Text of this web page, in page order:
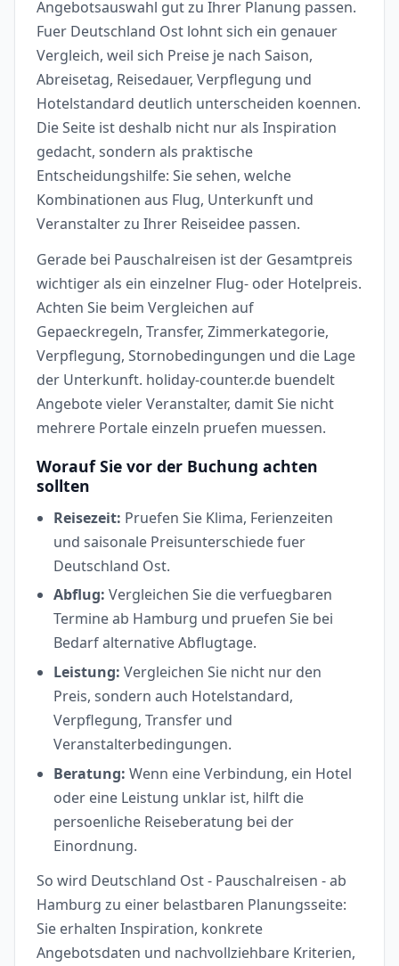
Angebotsauswahl gut zu Ihrer Planung passen.
Fuer Deutschland Ost lohnt sich ein genauer
Vergleich, weil sich Preise je nach Saison,
Abreisetag, Reisedauer, Verpflegung und
Hotelstandard deutlich unterscheiden koennen.
Die Seite ist deshalb nicht nur als Inspiration
gedacht, sondern als praktische
Entscheidungshilfe: Sie sehen, welche
Kombinationen aus Flug, Unterkunft und
Veranstalter zu Ihrer Reiseidee passen.
Gerade bei Pauschalreisen ist der Gesamtpreis
wichtiger als ein einzelner Flug- oder Hotelpreis.
Achten Sie beim Vergleichen auf
Gepaeckregeln, Transfer, Zimmerkategorie,
Verpflegung, Stornobedingungen und die Lage
der Unterkunft. holiday-counter.de buendelt
Angebote vieler Veranstalter, damit Sie nicht
mehrere Portale einzeln pruefen muessen.
Worauf Sie vor der Buchung achten
sollten
Reisezeit: Pruefen Sie Klima, Ferienzeiten
und saisonale Preisunterschiede fuer
Deutschland Ost.
Abflug: Vergleichen Sie die verfuegbaren
Termine ab Hamburg und pruefen Sie bei
Bedarf alternative Abflugtage.
Leistung: Vergleichen Sie nicht nur den
Preis, sondern auch Hotelstandard,
Verpflegung, Transfer und
Veranstalterbedingungen.
Beratung: Wenn eine Verbindung, ein Hotel
oder eine Leistung unklar ist, hilft die
persoenliche Reiseberatung bei der
Einordnung.
So wird Deutschland Ost - Pauschalreisen - ab
Hamburg zu einer belastbaren Planungsseite:
Sie erhalten Inspiration, konkrete
Angebotsdaten und nachvollziehbare Kriterien,